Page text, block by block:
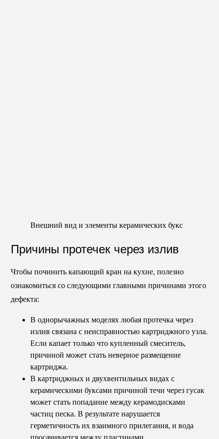
Внешний вид и элементы керамических букс
Причины протечек через излив
Чтобы починить капающий кран на кухне, полезно
ознакомиться со следующими главными причинами этого
дефекта:
В однорычажных моделях любая протечка через
излив связана с неисправностью картриджного узла.
Если капает только что купленный смеситель,
причиной может стать неверное размещение
картриджа.
В картриджных и двухвентильных видах с
керамическими буксами причиной течи через гусак
может стать попадание между керамодисками
частиц песка. В результате нарушается
герметичность их взаимного прилегания, и вода